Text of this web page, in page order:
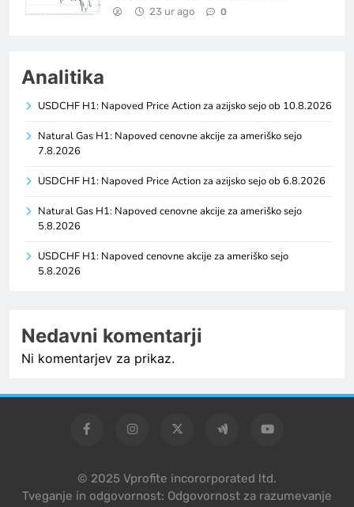
23 ur ago 0
Analitika
USDCHF H1: Napoved Price Action za azijsko sejo ob 10.8.2026
Natural Gas H1: Napoved cenovne akcije za ameriško sejo
7.8.2026
USDCHF H1: Napoved Price Action za azijsko sejo ob 6.8.2026
Natural Gas H1: Napoved cenovne akcije za ameriško sejo
5.8.2026
USDCHF H1: Napoved cenovne akcije za ameriško sejo
5.8.2026
Nedavni komentarji
Ni komentarjev za prikaz.
© 2025 Vprofite incororporated ltd.
Tveganje in odgovornost: Odgovornost za razumevanje